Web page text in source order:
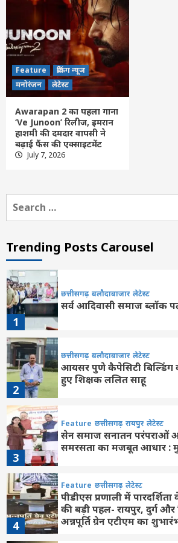
Feature
ब्रेकिंग न्यूज
मनोरंजन
लेटेस्ट
Awarapan 2 का पहला गाना
‘Ve Junoon’ रिलीज, इमरान
हाशमी की दमदार वापसी ने
बढ़ाई फैंस की एक्साइटमेंट
July 7, 2026
Search
for:
Trending Posts Carousel
4
Feature छत्तीसगढ़ लेटेस्ट
पीडीएस प्रणाली में
की बड़ी पहल- रायपुर, दुर्ग और
अन्नपूर्ति ग्रेन एटीएम का शुभारंभ
5
Feature छत्तीसगढ़
शिक्षा विभाग की तबादला सूची
के हुए ट्रांसफर, विभिन्न
Feature छत्तीसगढ़
छत्तीसगढ़ में 24 IFS
7
1,000 की मदद बनी प्रीति के
ओर बढ़ा कदम
1
छत्तीसगढ़ बलौदाबाजार लेटेस्ट
सर्व आदिवासी समाज ब्लॉक
2
छत्तीसगढ़ बलौदाबाजार लेटेस्ट
आयसर पुणे कैपेसिटी बिल्डिंग
हुए शिक्षक ललित साहू
3
Feature छत्तीसगढ़ रायपुर लेटेस्ट
सेन समाज सनातन परंपराओं
समरसता का मजबूत आधार :
4
Feature छत्तीसगढ़ लेटेस्ट
पीडीएस प्रणाली में
की बड़ी पहल- रायपुर, दुर्ग
अन्नपूर्ति ग्रेन एटीएम का